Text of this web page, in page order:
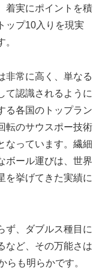
着実にポイントを積
ップ10入りを現実
非常に高く、単なる
て認識されるように
る各国のトップラン
転のサウスポー技術
なっています。繊細
ボール運びは、世界
を挙げてきた実績に
ず、ダブルス種目に
など、その万能さは
らも明らかです。